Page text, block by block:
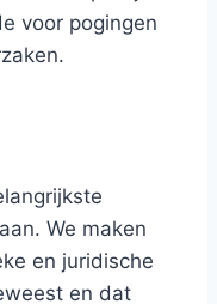
voor pogingen
We maken
en juridische
en dat